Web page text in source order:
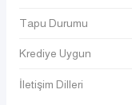
Tapu Durumu
Krediye Uygun
İletişim Dilleri